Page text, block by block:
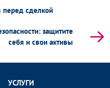
перед сделкой
защитите
себя и свои активы
УСЛУГИ